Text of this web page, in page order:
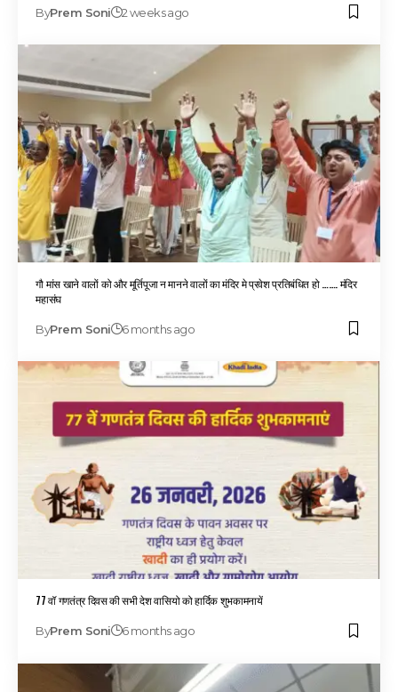
ByPrem Soni 2 weeks ago
गौ मांस खाने वालों को और मूर्तिपूजा न मानने वालों का मंदिर मे प्रवेश प्रतिबंधित हो ……. मंदिर
महासंघ
ByPrem Soni 6 months ago
77 वॉ गणतंत्र दिवस की सभी देश वासियो को हार्दिक शुभकामनायें
ByPrem Soni 6 months ago